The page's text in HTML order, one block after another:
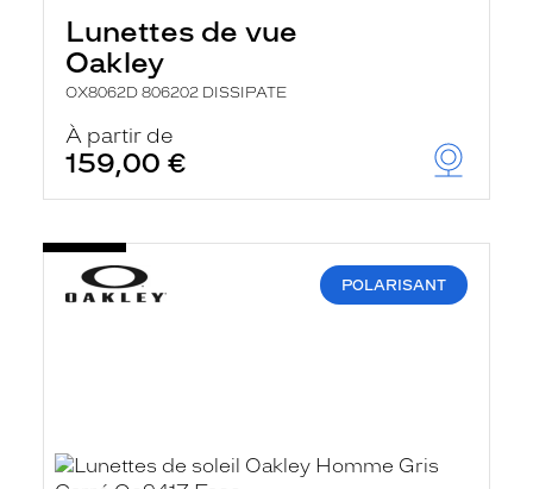
Lunettes de vue
Oakley
OX8062D 806202 DISSIPATE
À partir de
159,00 €
POLARISANT